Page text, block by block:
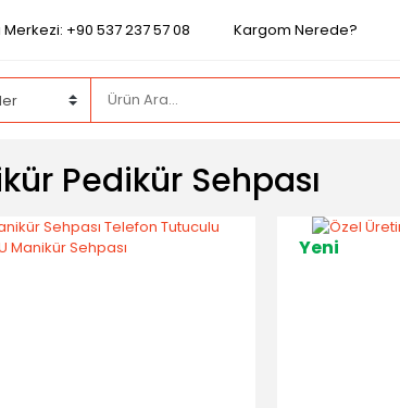
Merkezi: +90 537 237 57 08 Kargom Nerede?
Pedikür Sehpası
Yeni